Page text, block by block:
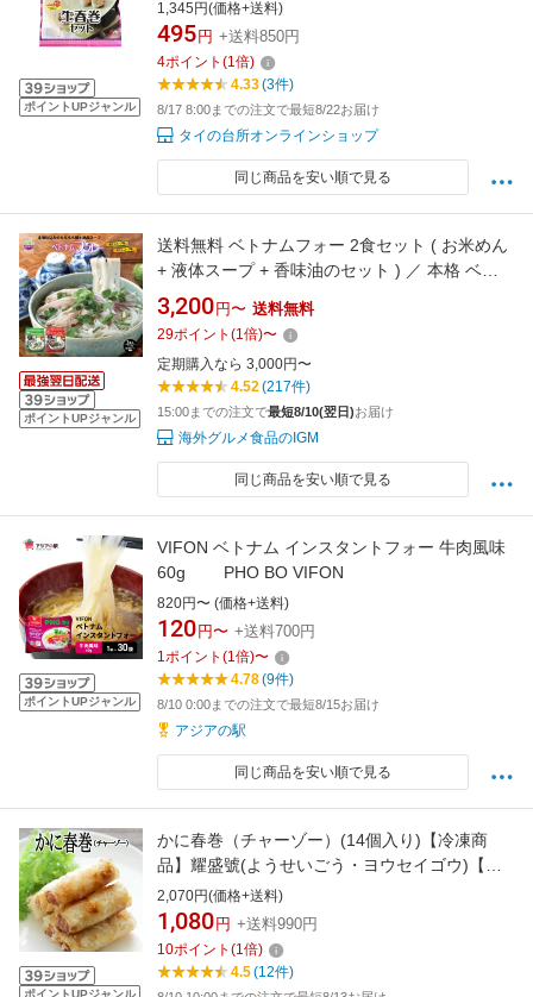
ポイントUPジャンル
1,345円(価格+送料)
495 円 +送料850円
4ポイント (1倍)
4.33(3件)
8/17 8:00までの注文で最短8/22お届け
タイの台所オンラインショップ
同じ商品を安い順で見る
ポイントUPジャンル
送料無料 ベトナムフォー 2食セット ( お米めん
+ 液体スープ + 香味油のセット ) ／ 本格 ベト
ナム 料理 ライスヌードル インスタント 時短 簡
単 美味しい グルメ 人気 麺 おすすめ 一人暮ら
し 1人用 フォー アジア アジアン ギフト プレゼ
ント 休日ランチ 低カロリー
3,200 円〜 送料無料
29ポイント (1倍)〜
定期購入なら 3,000円〜
4.52(217件)
15:00までの注文で最短8/10(翌日)お届け
海外グルメ食品のIGM
同じ商品を安い順で見る
ポイントUPジャンル
VIFON ベトナム インスタントフォー 牛肉風味
60g PHO BO VIFON
820円〜 (価格+送料)
120 円〜 +送料700円
1ポイント (1倍)〜
4.78(9件)
8/10 0:00までの注文で最短8/15お届け
アジアの駅
同じ商品を安い順で見る
かに春巻（チャーゾー）(14個入り)【冷凍商
品】耀盛號(ようせいごう・ヨウセイゴウ)【横
浜中華街】【中華食材専門店】
2,070円(価格+送料)
1,080 円 +送料990円
10ポイント (1倍)
4.5(12件)